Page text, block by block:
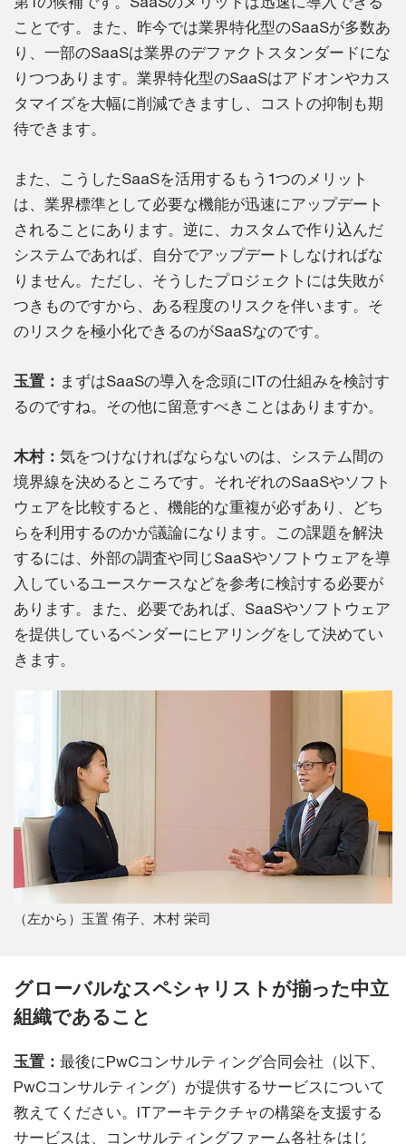
ことです。また、昨今では業界特化型のSaaSが多数あ
り、一部のSaaSは業界のデファクトスタンダードにな
りつつあります。業界特化型のSaaSはアドオンやカス
タマイズを大幅に削減できますし、コストの抑制も期
待できます。
また、こうしたSaaSを活用するもう1つのメリット
は、業界標準として必要な機能が迅速にアップデート
されることにあります。逆に、カスタムで作り込んだ
システムであれば、自分でアップデートしなければな
りません。ただし、そうしたプロジェクトには失敗が
つきものですから、ある程度のリスクを伴います。そ
のリスクを極小化できるのがSaaSなのです。
玉置： まずはSaaSの導入を念頭にITの仕組みを検討す
るのですね。その他に留意すべきことはありますか。
木村： 気をつけなければならないのは、システム間の
境界線を決めるところです。それぞれのSaaSやソフト
ウェアを比較すると、機能的な重複が必ずあり、どち
らを利用するのかが議論になります。この課題を解決
するには、外部の調査や同じSaaSやソフトウェアを導
入しているユースケースなどを参考に検討する必要が
あります。また、必要であれば、SaaSやソフトウェア
を提供しているベンダーにヒアリングをして決めてい
きます。
（左から）玉置 侑子、木村 栄司
グローバルなスペシャリストが揃った中立
組織であること
玉置： 最後にPwCコンサルティング合同会社（以下、
PwCコンサルティング）が提供するサービスについて
教えてください。ITアーキテクチャの構築を支援する
サービスは、コンサルティングファーム各社をはじ